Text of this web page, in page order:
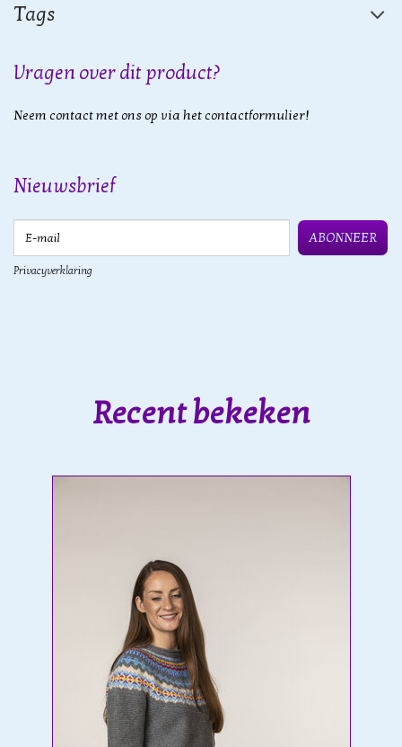
Tags
Vragen over dit product?
Neem contact met ons op via het contactformulier!
Nieuwsbrief
ABONNEER
Privacyverklaring
Recent bekeken